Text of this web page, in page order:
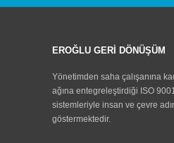
Kazanım Tesisi ile
...devam
EROĞLU GERİ DÖNÜŞÜM
Yönetimden saha çalışanına
ağına entegreleştirdiği ISO
sistemleriyle insan ve çevre
göstermektedir.